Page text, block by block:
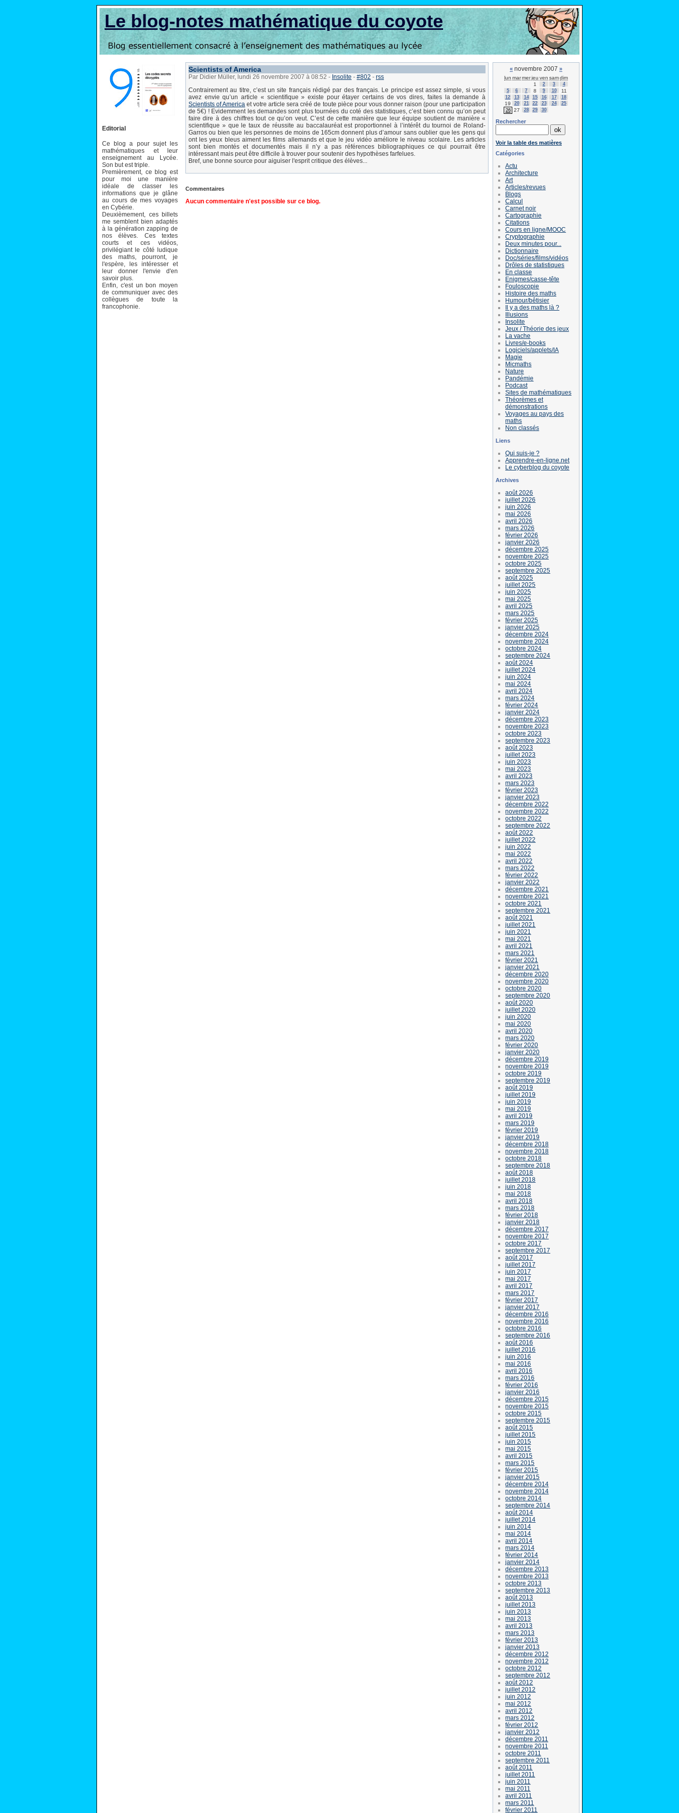
Le blog-notes mathématique du coyote
Editorial
Ce blog a pour sujet les
mathématiques et leur
enseignement au Lycée.
Son but est triple.
Premièrement, ce blog est
pour moi une manière
idéale de classer les
informations que je glâne
au cours de mes voyages
en Cybérie.
Deuxièmement, ces billets
me semblent bien adaptés
à la génération zapping de
nos élèves. Ces textes
courts et ces vidéos,
privilégiant le côté ludique
des maths, pourront, je
l'espère, les intéresser et
leur donner l'envie d'en
savoir plus.
Enfin, c'est un bon moyen
de communiquer avec des
collègues de toute la
francophonie.
Scientists of America
Par Didier Müller, lundi 26 novembre 2007 à 08:52 - Insolite - #802 - rss
Contrairement au titre, c’est un site français rédigé par des français. Le principe est assez simple, si vous
avez envie qu’un article « scientifique » existe pour étayer certains de vos dires, faites la demande à
Scientists of America et votre article sera créé de toute pièce pour vous donner raison (pour une participation
de 5€) ! Evidemment les demandes sont plus tournées du coté des statistiques, c’est bien connu qu’on peut
faire dire à des chiffres tout ce qu’on veut. C’est de cette manière que leur équipe soutient de manière «
scientifique » que le taux de réussite au baccalauréat est proportionnel à l’intérêt du tournoi de Roland-
Garros ou bien que les personnes de moins de 165cm donnent plus d’amour sans oublier que les gens qui
ont les yeux bleus aiment les films allemands et que le jeu vidéo améliore le niveau scolaire. Les articles
sont bien montés et documentés mais il n’y a pas références bibliographiques ce qui pourrait être
intéressant mais peut être difficile à trouver pour soutenir des hypothèses farfelues.
Bref, une bonne source pour aiguiser l'esprit critique des élèves...
Commentaires
Aucun commentaire n'est possible sur ce blog.
« novembre 2007 »
lun marmerjeu ven samdim
1
2 3
4
5
6 7 8 9 10 11
12 13 14 15 16 17 18
19 20 21 22 23 24
25
26
27 28 29 30
Rechercher
Voir la table des matières
Catégories
Actu
Architecture
Art
Articles/revues
Blogs
Calcul
Carnet noir
Cartographie
Citations
Cours en ligne/MOOC
Cryptographie
Deux minutes pour...
Dictionnaire
Doc/séries/films/vidéos
Drôles de statistiques
En classe
Enigmes/casse-tête
Fouloscopie
Histoire des maths
Humour/bêtisier
Il y a des maths là ?
Illusions
Insolite
Jeux / Théorie des jeux
La vache
Livres/e-books
Logiciels/applets/IA
Magie
Micmaths
Nature
Pandémie
Podcast
Sites de mathématiques
Théorèmes et
démonstrations
Voyages au pays des
maths
Non classés
Liens
Qui suis-je ?
Apprendre-en-ligne.net
Le cyberblog du coyote
Archives
août 2026
juillet 2026
juin 2026
mai 2026
avril 2026
mars 2026
février 2026
janvier 2026
décembre 2025
novembre 2025
octobre 2025
septembre 2025
août 2025
juillet 2025
juin 2025
mai 2025
avril 2025
mars 2025
février 2025
janvier 2025
décembre 2024
novembre 2024
octobre 2024
septembre 2024
août 2024
juillet 2024
juin 2024
mai 2024
avril 2024
mars 2024
février 2024
janvier 2024
décembre 2023
novembre 2023
octobre 2023
septembre 2023
août 2023
juillet 2023
juin 2023
mai 2023
avril 2023
mars 2023
février 2023
janvier 2023
décembre 2022
novembre 2022
octobre 2022
septembre 2022
août 2022
juillet 2022
juin 2022
mai 2022
avril 2022
mars 2022
février 2022
janvier 2022
décembre 2021
novembre 2021
octobre 2021
septembre 2021
août 2021
juillet 2021
juin 2021
mai 2021
avril 2021
mars 2021
février 2021
janvier 2021
décembre 2020
novembre 2020
octobre 2020
septembre 2020
août 2020
juillet 2020
juin 2020
mai 2020
avril 2020
mars 2020
février 2020
janvier 2020
décembre 2019
novembre 2019
octobre 2019
septembre 2019
août 2019
juillet 2019
juin 2019
mai 2019
avril 2019
mars 2019
février 2019
janvier 2019
décembre 2018
novembre 2018
octobre 2018
septembre 2018
août 2018
juillet 2018
juin 2018
mai 2018
avril 2018
mars 2018
février 2018
janvier 2018
décembre 2017
novembre 2017
octobre 2017
septembre 2017
août 2017
juillet 2017
juin 2017
mai 2017
avril 2017
mars 2017
février 2017
janvier 2017
décembre 2016
novembre 2016
octobre 2016
septembre 2016
août 2016
juillet 2016
juin 2016
mai 2016
avril 2016
mars 2016
février 2016
janvier 2016
décembre 2015
novembre 2015
octobre 2015
septembre 2015
août 2015
juillet 2015
juin 2015
mai 2015
avril 2015
mars 2015
février 2015
janvier 2015
décembre 2014
novembre 2014
octobre 2014
septembre 2014
août 2014
juillet 2014
juin 2014
mai 2014
avril 2014
mars 2014
février 2014
janvier 2014
décembre 2013
novembre 2013
octobre 2013
septembre 2013
août 2013
juillet 2013
juin 2013
mai 2013
avril 2013
mars 2013
février 2013
janvier 2013
décembre 2012
novembre 2012
octobre 2012
septembre 2012
août 2012
juillet 2012
juin 2012
mai 2012
avril 2012
mars 2012
février 2012
janvier 2012
décembre 2011
novembre 2011
octobre 2011
septembre 2011
août 2011
juillet 2011
juin 2011
mai 2011
avril 2011
mars 2011
février 2011